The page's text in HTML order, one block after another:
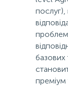
базових
преміум